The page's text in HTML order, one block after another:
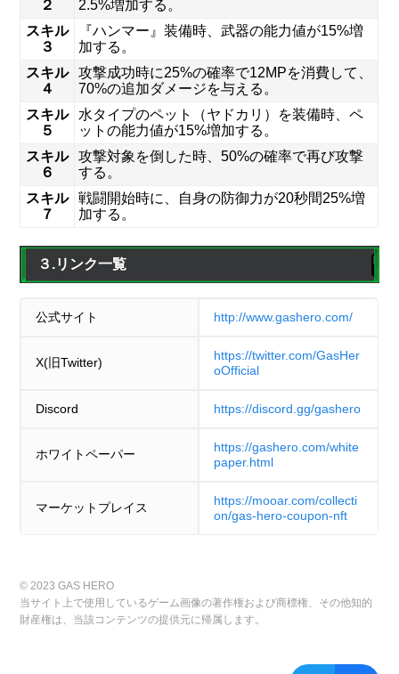
２
2.5%増加する。
スキル
３
『ハンマー』装備時、武器の能力値が15%増
加する。
スキル
４
攻撃成功時に25%の確率で12MPを消費して、
70%の追加ダメージを与える。
スキル
５
水タイプのペット（ヤドカリ）を装備時、ペ
ットの能力値が15%増加する。
スキル
６
攻撃対象を倒した時、50%の確率で再び攻撃
する。
スキル
７
戦闘開始時に、自身の防御力が20秒間25%増
加する。
３.リンク一覧
公式サイト http://www.gashero.com/
X(旧Twitter)
https://twitter.com/GasHer
oOfficial
Discord https://discord.gg/gashero
ホワイトペーパー
https://gashero.com/white
paper.html
マーケットプレイス
https://mooar.com/collecti
on/gas-hero-coupon-nft
© 2023 GAS HERO
当サイト上で使用しているゲーム画像の著作権および商標権、その他知的
財産権は、当該コンテンツの提供元に帰属します。